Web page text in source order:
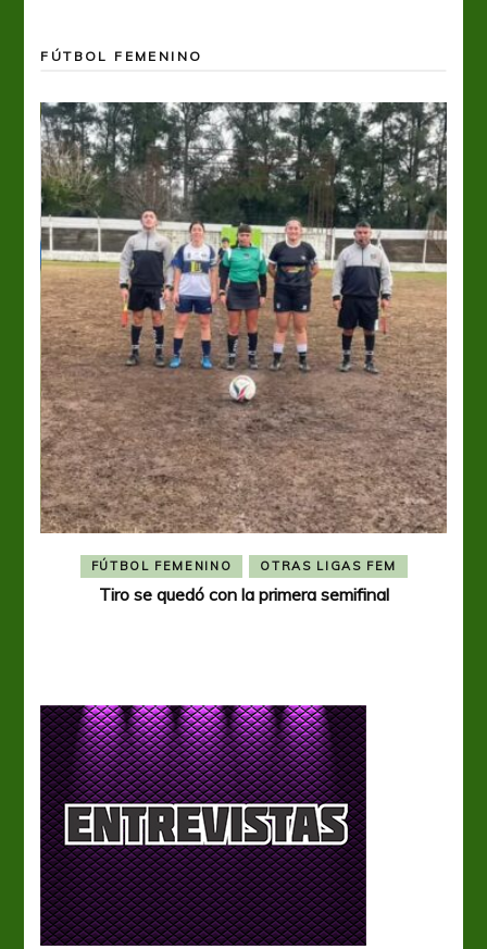
FÚTBOL FEMENINO
FÚTBOL FEMENINO OTRAS LIGAS FEM
Tiro se quedó con la primera semifinal